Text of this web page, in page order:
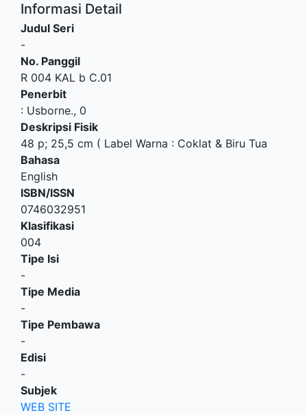
Informasi Detail
Judul Seri
-
No. Panggil
R 004 KAL b C.01
Penerbit
: Usborne., 0
Deskripsi Fisik
48 p; 25,5 cm ( Label Warna : Coklat & Biru Tua
Bahasa
English
ISBN/ISSN
0746032951
Klasifikasi
004
Tipe Isi
-
Tipe Media
-
Tipe Pembawa
-
Edisi
-
Subjek
WEB SITE